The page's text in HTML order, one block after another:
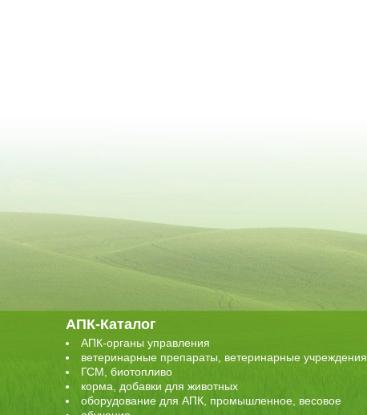
АПК-Каталог
АПК-органы управления
ветеринарные препараты, ветеринарные учреждения
ГСМ, биотопливо
корма, добавки для животных
оборудование для АПК, промышленное, весовое